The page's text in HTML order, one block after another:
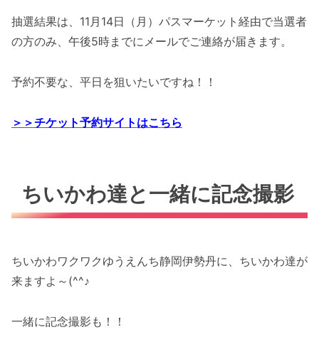
抽選結果は、11月14日（月）パスマーケット経由で当選者
の方のみ、午後5時までにメールでご連絡が届きます。
予約不要な、平日を狙いたいですね！！
＞＞チケット予約サイトはこちら
ちいかわ達と一緒に記念撮影
ちいかわワクワクゆうえんち静岡伊勢丹に、ちいかわ達が
来ますよ～(^^♪
一緒に記念撮影も！！